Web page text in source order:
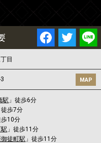
目
MAP
駅 」徒歩6分
徒歩7分
歩10分
」徒歩11分
徒町駅 」徒歩11分